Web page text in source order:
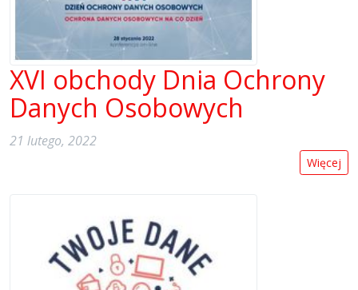
XVI obchody Dnia Ochrony
Danych Osobowych
21 lutego, 2022
Więcej